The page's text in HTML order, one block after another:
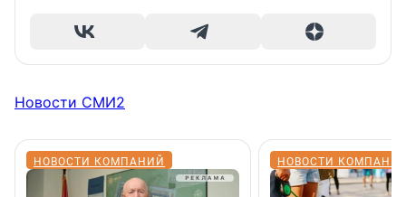
Новости СМИ2
НОВОСТИ КОМПАНИЙ НОВОСТИ